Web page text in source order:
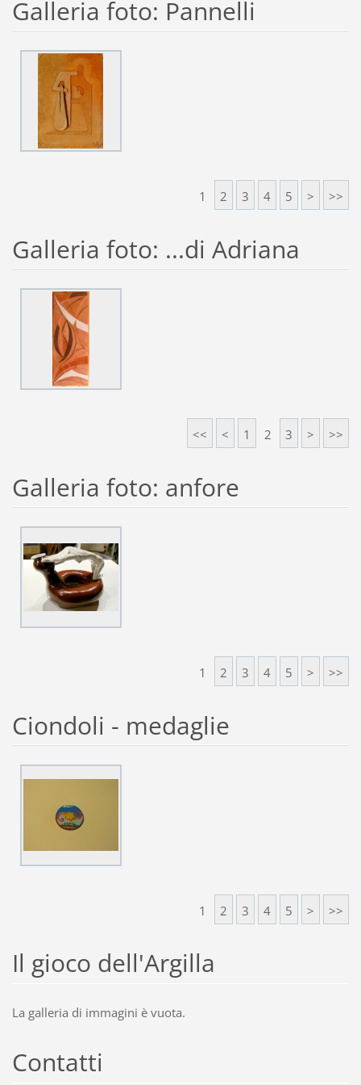
Galleria foto: Pannelli
1 2 3 4 5 > >>
Galleria foto: ...di Adriana
<< < 1 2 3 > >>
Galleria foto: anfore
1 2 3 4 5 > >>
Ciondoli - medaglie
1 2 3 4 5 > >>
Il gioco dell'Argilla
La galleria di immagini è vuota.
Contatti